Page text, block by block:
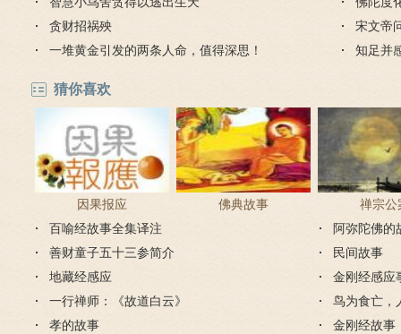
贪财招祸殃
一堆黄金引发的两条人命，值得深思！
宋文帝
知足并
猜你喜欢
因果报应 佛典故事
禅宗公
百喻经故事全集译注
阿弥陀佛的
善财童子五十三参简介
民间故事
地藏经感应
金刚经感应
一行禅师：《故道白云》
鸟为食亡，
孝的故事
金刚经故事